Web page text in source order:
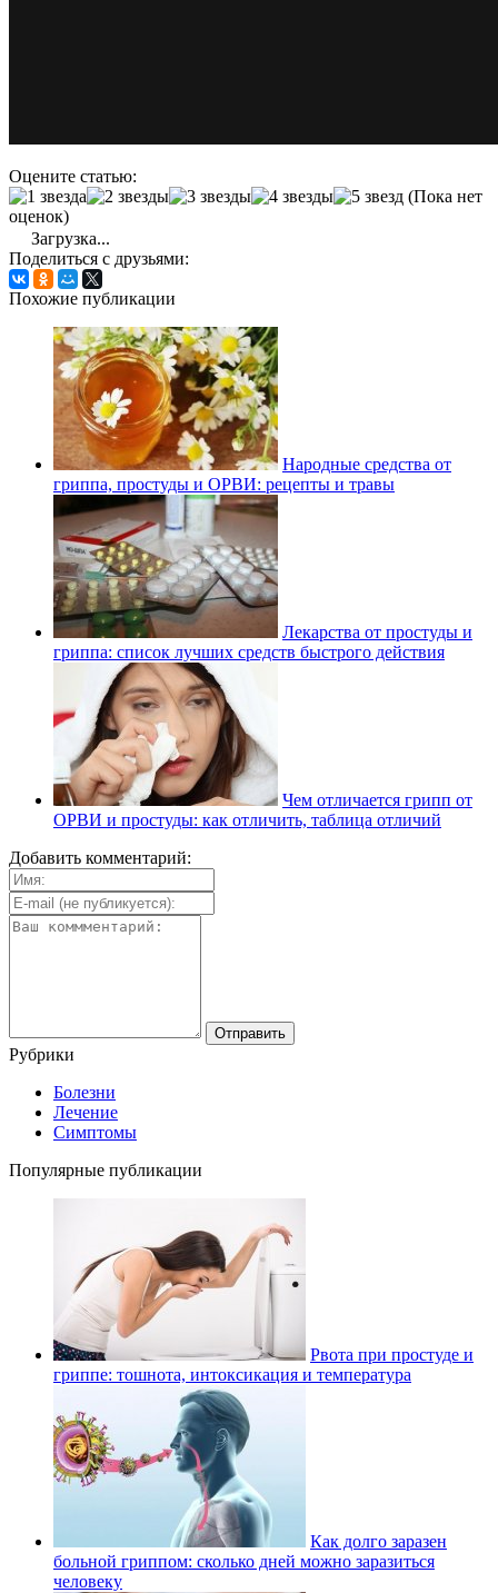
Оцените статью:
(Пока нет
оценок)
Загрузка...
Поделиться с друзьями:
Похожие публикации
Народные средства от
гриппа, простуды и ОРВИ: рецепты и травы
Лекарства от простуды и
гриппа: список лучших средств быстрого действия
Чем отличается грипп от
ОРВИ и простуды: как отличить, таблица отличий
Добавить комментарий:
Рубрики
Болезни
Лечение
Симптомы
Популярные публикации
Рвота при простуде и
гриппе: тошнота, интоксикация и температура
Как долго заразен
больной гриппом: сколько дней можно заразиться
человеку